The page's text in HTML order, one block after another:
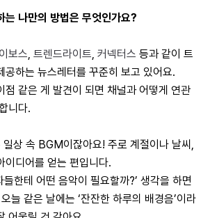
는 나만의 방법은 무엇인가요?
보스, 트렌드라이트, 커넥터스 등과 같이 트
공하는 뉴스레터를 꾸준히 보고 있어요.
점 같은 게 발견이 되면 채널과 어떻게 연관
니다.
상 속 BGM이잖아요! 주로 계절이나 날씨,
이디어를 얻는 편입니다.
들한테 어떤 음악이 필요할까?’ 생각을 하면
늘 같은 날에는 ‘잔잔한 하루의 배경음’이라